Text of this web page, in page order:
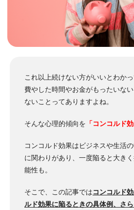
これ以上続けない方がいいとわか
費やした時間やお金がもったいな
ないことってありますよね。
そんな心理的傾向を 「コンコルド効
コンコルド効果はビジネスや生活
に関わりがあり、一度陥ると大き
能性も。
そこで、この記事ではコンコルド
ルド効果に陥るときの具体例、さ